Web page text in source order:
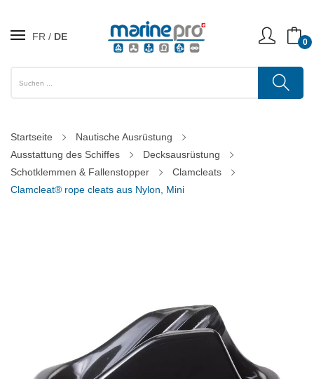
FR DE 0
Startseite
Nautische Ausrüstung
Ausstattung des Schiffes
Decksausrüstung
Schotklemmen & Fallenstopper
Clamcleats
Clamcleat® rope cleats aus Nylon, Mini